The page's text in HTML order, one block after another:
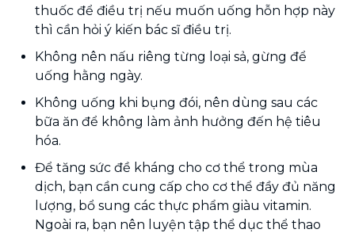
thuốc để điều trị nếu muốn uống hỗn hợp này
thì cần hỏi ý kiến bác sĩ điều trị.
Không nên nấu riêng từng loại sả, gừng để
uống hằng ngày.
Không uống khi bụng đói, nên dùng sau các
bữa ăn để không làm ảnh hưởng đến hệ tiêu
hóa.
Để tăng sức đề kháng cho cơ thể trong mùa
dịch, bạn cần cung cấp cho cơ thể đầy đủ năng
lượng, bổ sung các thực phẩm giàu vitamin.
Ngoài ra, bạn nên luyện tập thể dục thể thao